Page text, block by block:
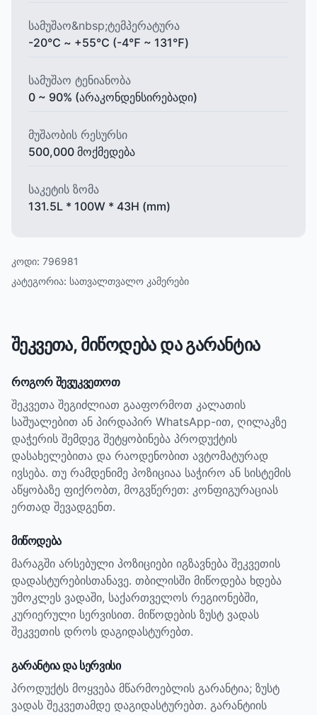
სამუშაო&nbsp;ტემპერატურა
-20℃ ~ +55℃ (-4℉ ~ 131℉)
სამუშაო ტენიანობა
0 ~ 90% (არაკონდენსირებადი)
მუშაობის რესურსი
500,000 მოქმედება
საკეტის ზომა
131.5L * 100W * 43H (mm)
კოდი: 796981
კატეგორია: სათვალთვალო კამერები
შეკვეთა, მიწოდება და გარანტია
როგორ შევუკვეთოთ
შეკვეთა შეგიძლიათ გააფორმოთ კალათის
საშუალებით ან პირდაპირ WhatsApp-ით, ღილაკზე
დაჭერის შემდეგ შეტყობინება პროდუქტის
დასახელებითა და რაოდენობით ავტომატურად
ივსება. თუ რამდენიმე პოზიციაა საჭირო ან სისტემის
აწყობაზე ფიქრობთ, მოგვწერეთ: კონფიგურაციას
ერთად შევადგენთ.
მიწოდება
მარაგში არსებული პოზიციები იგზავნება შეკვეთის
დადასტურებისთანავე. თბილისში მიწოდება ხდება
უმოკლეს ვადაში, საქართველოს რეგიონებში,
კურიერული სერვისით. მიწოდების ზუსტ ვადას
შეკვეთის დროს დაგიდასტურებთ.
გარანტია და სერვისი
პროდუქტს მოყვება მწარმოებლის გარანტია; ზუსტ
ვადას შეკვეთამდე დაგიდასტურებთ. გარანტიის